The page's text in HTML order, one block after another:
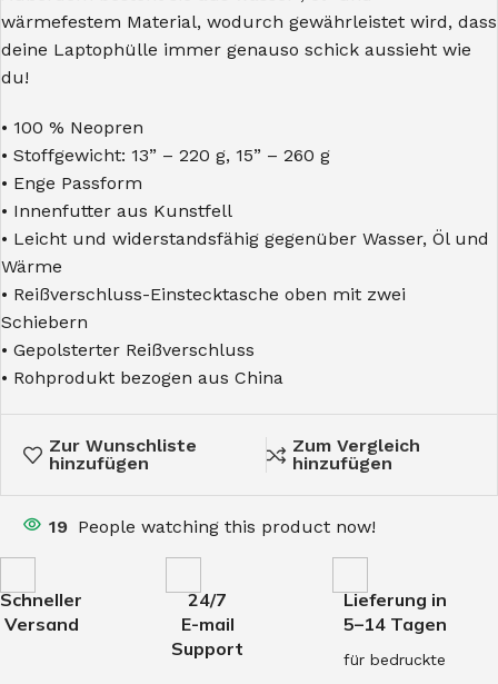
wärmefestem Material, wodurch gewährleistet wird, dass
deine Laptophülle immer genauso schick aussieht wie
du!
• 100 % Neopren
• Stoffgewicht: 13” – 220 g, 15” – 260 g
• Enge Passform
• Innenfutter aus Kunstfell
• Leicht und widerstandsfähig gegenüber Wasser, Öl und
Wärme
• Reißverschluss-Einstecktasche oben mit zwei
Schiebern
• Gepolsterter Reißverschluss
• Rohprodukt bezogen aus China
Zur Wunschliste
hinzufügen
Zum Vergleich
hinzufügen
19 People watching this product now!
Schneller
Versand
24/7
E-mail
Support
Lieferung in
5–14 Tagen
für bedruckte